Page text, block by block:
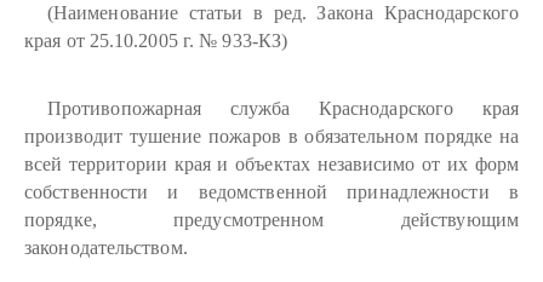
(Наименование статьи в ред. Закона Краснодарского
края от 25.10.2005 г. № 933-КЗ)
Противопожарная служба Краснодарского края
производит тушение пожаров в обязательном порядке на
всей территории края и объектах независимо от их форм
собственности и ведомственной принадлежности в
порядке, предусмотренном действующим
законодательством.